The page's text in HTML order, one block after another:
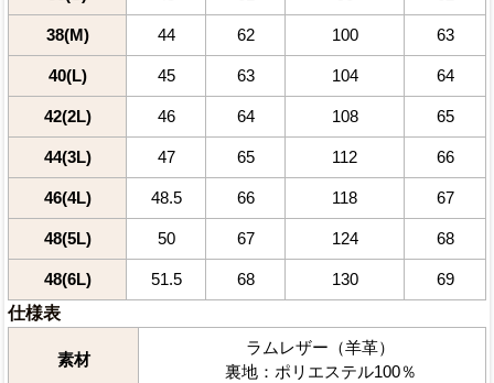
38(M) 44 62 100 63
40(L) 45 63 104 64
42(2L) 46 64 108 65
44(3L) 47 65 112 66
46(4L) 48.5 66 118 67
48(5L) 50 67 124 68
48(6L) 51.5 68 130 69
仕様表
素材
ラムレザー（羊革）
裏地：ポリエステル100％